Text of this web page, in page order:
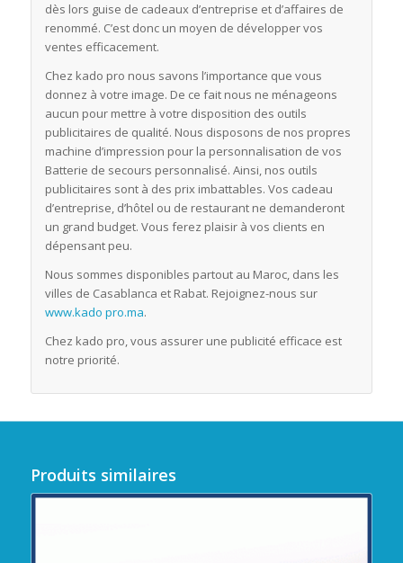
dès lors guise de cadeaux d’entreprise et d’affaires de
renommé. C’est donc un moyen de développer vos
ventes efficacement.
Chez kado pro nous savons l’importance que vous
donnez à votre image. De ce fait nous ne ménageons
aucun pour mettre à votre disposition des outils
publicitaires de qualité. Nous disposons de nos propres
machine d’impression pour la personnalisation de vos
Batterie de secours personnalisé. Ainsi, nos outils
publicitaires sont à des prix imbattables. Vos cadeau
d’entreprise, d’hôtel ou de restaurant ne demanderont
un grand budget. Vous ferez plaisir à vos clients en
dépensant peu.
Nous sommes disponibles partout au Maroc, dans les
villes de Casablanca et Rabat. Rejoignez-nous sur
www.kado pro.ma.
Chez kado pro, vous assurer une publicité efficace est
notre priorité.
Produits similaires